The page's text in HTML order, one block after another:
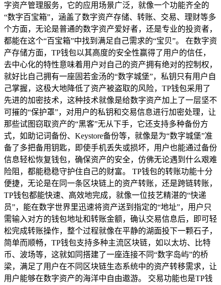
字资产管理服务，它的应用场景广泛，就像一个功能齐全的
“数字百宝箱”，涵盖了数字资产存储、转账、交易、理财等多
个方面，无论是普通的数字资产爱好者，还是专业的投资者，
都能在这个“百宝箱”中找到满足自己需求的“宝贝”。 在数字资
产存储方面，TP钱包以其高度的安全性赢得了用户的信任，
去中心化的特性意味着用户对自己的资产拥有绝对的控制权，
就好比自己拥有一座固若金汤的“数字城堡”，私钥只有用户自
己掌握，这极大地降低了资产被盗取的风险，TP钱包采用了
先进的加密技术，这种技术就像是给数字资产加上了一层坚不
可摧的“保护罩”，对用户的私钥和交易信息进行加密处理，让
那些试图窃取资产的“黑客”无从下手，它还支持多种备份方
式，如助记词备份、Keystore备份等，就像是为“数字城堡”准
备了多把备用钥匙，即使手机丢失或损坏，用户也能通过备份
信息轻松恢复钱包，确保资产的安全，仿佛无论遇到什么艰难
险阻，都能稳稳守护住自己的财富。 TP钱包的转账功能十分
便捷，无论是在同一条区块链上的资产转账，还是跨链转账，
TP钱包都能快速、高效地完成，就像一位技艺精湛的“快递
员”，能在数字世界里迅速将资产送到指定的“地址”，用户只
需输入对方的钱包地址和转账金额，确认交易信息后，即可轻
松完成转账操作，整个过程就像在平静的湖面投下一颗石子，
简单而顺畅，TP钱包支持多种主流区块链，如以太坊、比特
币、波场等，这就如同搭建了一座连接不同“数字岛屿”的桥
梁，满足了用户在不同区块链生态系统中的资产转移需求，让
用户能够在数字资产的海洋中自由遨游。 交易功能也是TP钱